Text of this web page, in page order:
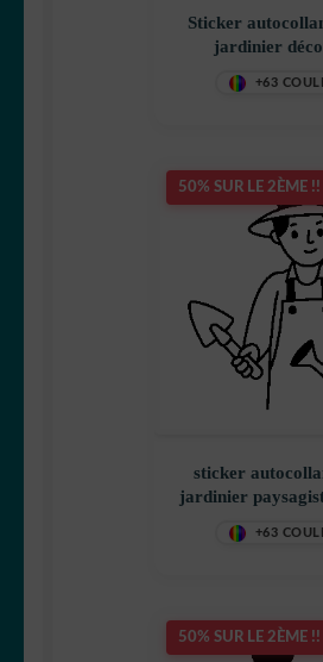
Sticker
jardinier
decostickerstore
+63
50% SUR LE 2ÈME !!
sticker
jardinier
+63
50% SUR LE 2ÈME !!